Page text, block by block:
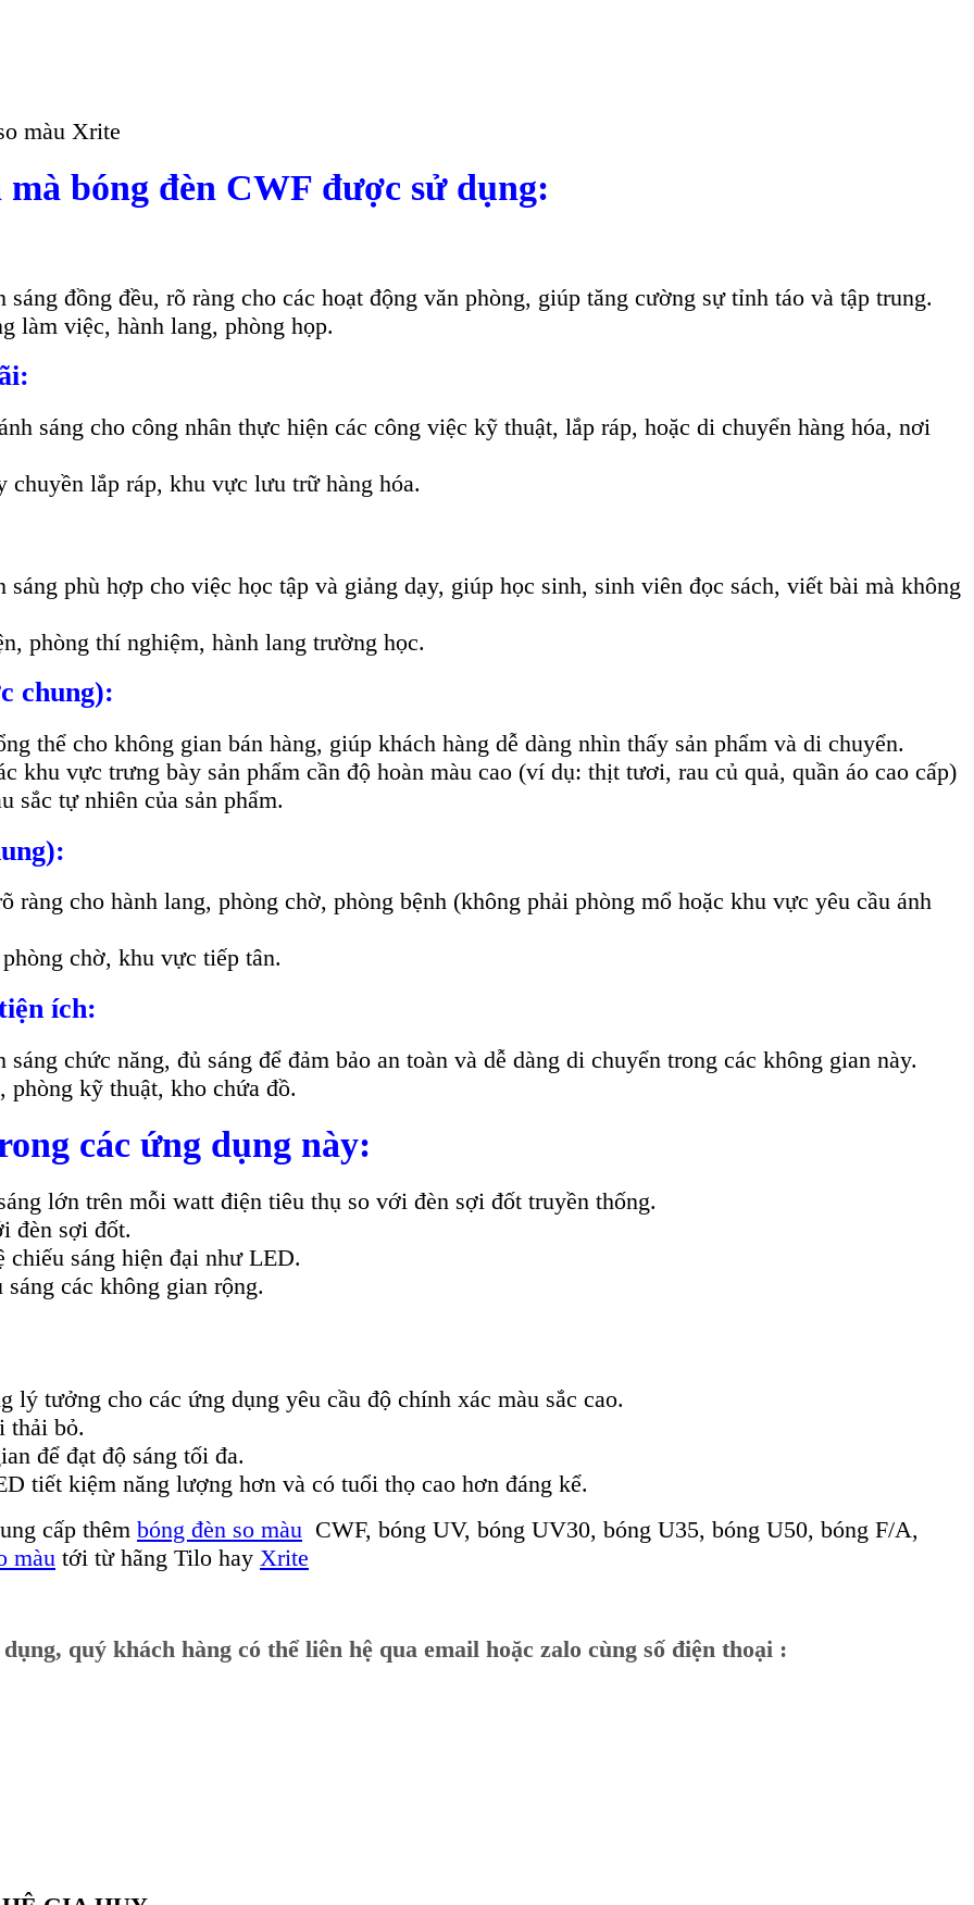
màu Xrite
bóng đèn CWF được sử dụng:
đồng đều, rõ ràng cho các hoạt động văn phòng, giúp tăng cường sự tỉnh táo và tập trung.
làm việc, hành lang, phòng họp.
sáng cho công nhân thực hiện các công việc kỹ thuật, lắp ráp, hoặc di chuyển hàng hóa, nơi
chuyền lắp ráp, khu vực lưu trữ hàng hóa.
sáng phù hợp cho việc học tập và giảng dạy, giúp học sinh, sinh viên đọc sách, viết bài mà không
phòng thí nghiệm, hành lang trường học.
chung):
thể cho không gian bán hàng, giúp khách hàng dễ dàng nhìn thấy sản phẩm và di chuyển.
khu vực trưng bày sản phẩm cần độ hoàn màu cao (ví dụ: thịt tươi, rau củ quả, quần áo cao cấp)
sắc tự nhiên của sản phẩm.
ràng cho hành lang, phòng chờ, phòng bệnh (không phải phòng mổ hoặc khu vực yêu cầu ánh
chờ, khu vực tiếp tân.
ích:
chức năng, đủ sáng để đảm bảo an toàn và dễ dàng di chuyển trong các không gian này.
phòng kỹ thuật, kho chứa đồ.
các ứng dụng này:
lớn trên mỗi watt điện tiêu thụ so với đèn sợi đốt truyền thống.
đèn sợi đốt.
chiếu sáng hiện đại như LED.
các không gian rộng.
lý tưởng cho các ứng dụng yêu cầu độ chính xác màu sắc cao.
thải bỏ.
để đạt độ sáng tối đa.
tiết kiệm năng lượng hơn và có tuổi thọ cao hơn đáng kể.
cấp thêm bóng đèn so màu CWF, bóng UV, bóng UV30, bóng U35, bóng U50, bóng F/A,
màu tới từ hãng Tilo hay Xrite
quý khách hàng có thể liên hệ qua email hoặc zalo cùng số điện thoại :